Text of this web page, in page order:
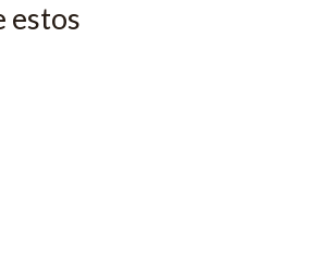
estos